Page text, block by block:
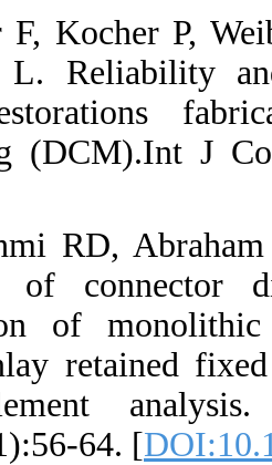
15. Filser F,
Gauckler L.
dental
machining
16. Lakshmi
Influence of
distribution
silicate inlay
finite